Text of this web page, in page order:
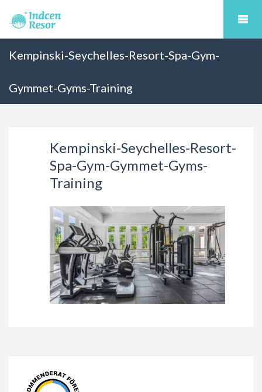
Kempinski-Seychelles-Resort-Spa-Gym-
Gymmet-Gyms-Training
Kempinski-Seychelles-Resort-
Spa-Gym-Gymmet-Gyms-
Training